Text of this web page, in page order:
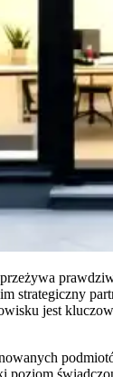
strategiczny
jest